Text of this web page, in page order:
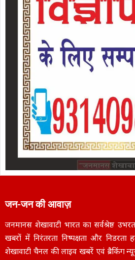
जन-जन की आवाज़
जनमानस शेखावाटी भारत का सर्वश्रेष्ठ
खबरों में निरंतरता निष्पक्षता और निडरता
शेखावाटी चैनल की लाइव खबरें एवं ब्रैकिंग